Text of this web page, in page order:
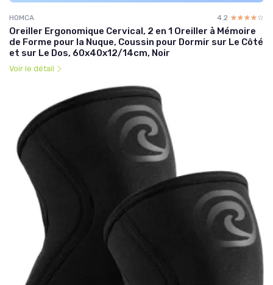
HOMCA 4.2 ☆☆☆☆☆
★★★★★
Oreiller Ergonomique Cervical, 2 en 1 Oreiller à Mémoire
de Forme pour la Nuque, Coussin pour Dormir sur Le Côté
et sur Le Dos, 60x40x12/14cm, Noir
Voir le détail